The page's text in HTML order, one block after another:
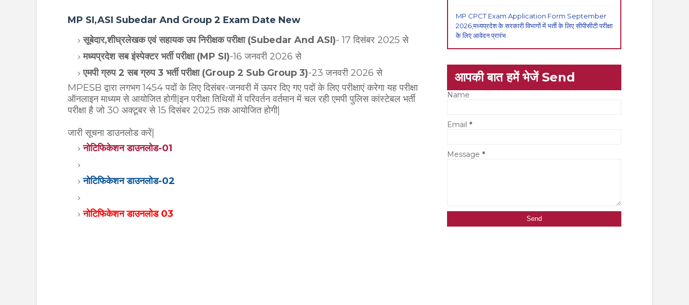
MP SI,ASI Subedar And Group 2 Exam Date New
सूबेदार,शीघ्रलेखक एवं सहायक उप निरीक्षक परीक्षा (Subedar And ASI)- 17 दिसंबर 2025 से
मध्यप्रदेश सब इंस्पेक्टर भर्ती परीक्षा (MP SI)-16 जनवरी 2026 से
एमपी ग्रुप 2 सब ग्रुप 3 भर्ती परीक्षा (Group 2 Sub Group 3)-23 जनवरी 2026 से
MPESB द्वारा लगभग 1454 पदों के लिए दिसंबर-जनवरी में ऊपर दिए गए पदों के लिए परीक्षाएं करेगा यह परीक्षा
ऑनलाइन माध्यम से आयोजित होगी|इन परीक्षा तिथियों में परिवर्तन वर्तमान में चल रही एमपी पुलिस कांस्टेबल भर्ती
परीक्षा है जो 30 अक्टूबर से 15 दिसंबर 2025 तक आयोजित होगी|
जारी सूचना डाउनलोड करें|
नोटिफिकेशन डाउनलोड-01
नोटिफिकेशन डाउनलोड-02
नोटिफिकेशन डाउनलोड 03
MP CPCT Exam Application Form September
2026,मध्यप्रदेश के सरकारी विभागों में भर्ती के लिए सीपीसीटी परीक्षा
के लिए आवेदन प्रारंभ
आपकी बात हमें भेजें Send
Name
Email *
Message *